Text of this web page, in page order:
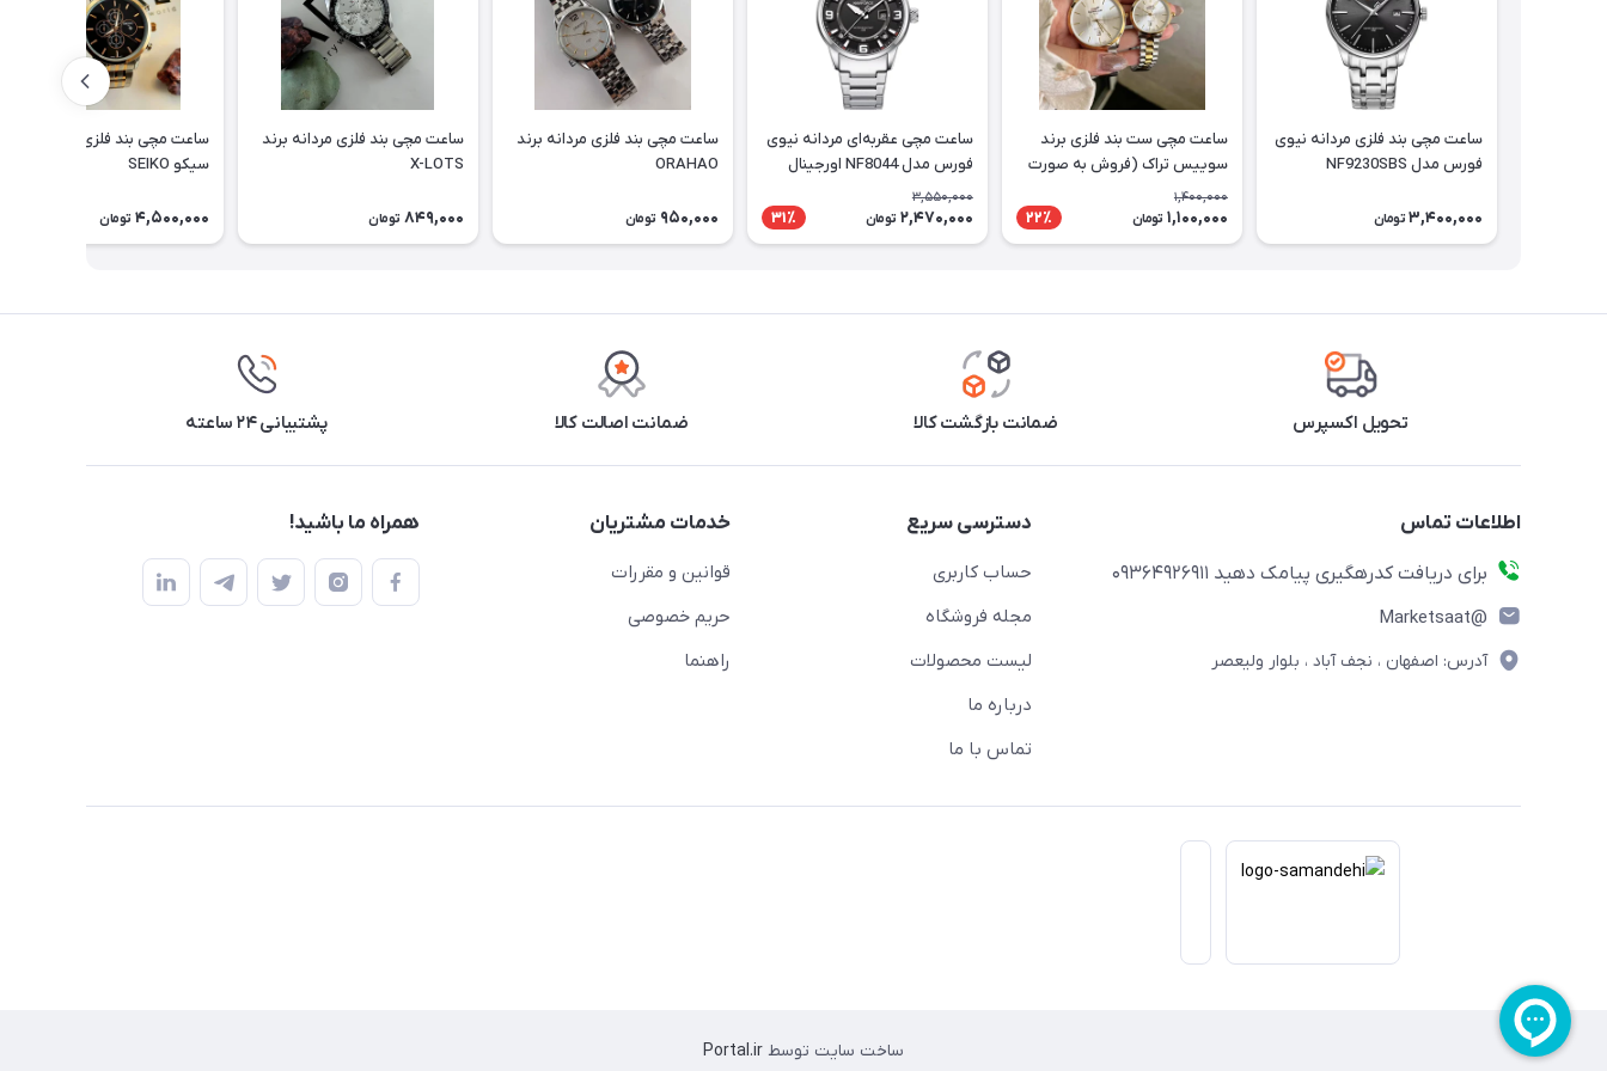
ساعت مچی بند فلزی مردانه نیوی
فورس مدل NF9230SBS
3,400,000 تومان
ساعت مچی ست بند فلزی برند
سوییس تراک (فروش به صورت
تک وست)
1,400,000
1,100,000 تومان 22٪
ساعت مچی عقربه‌ای مردانه نیوی
فورس مدل NF8044 اورجینال
(تخفیف ویژه)
3,550,000
2,470,000 تومان 31٪
ساعت مچی بند فلزی مردانه برند
ORAHAO
950,000 تومان
ساعت مچی بند فلزی مردانه برند
X-LOTS
849,000 تومان
ساعت مچی بند فلزی مردانه برند
سیکو SEIKO
4,500,000 تومان
تحویل اکسپرس ضمانت بازگشت کالا ضمانت اصالت کالا پشتیبانی ۲۴ ساعته
اطلاعات تماس
برای دریافت کدرهگیری پیامک دهید 09364926911
@Marketsaat
آدرس: اصفهان ، نجف آباد ، بلوار ولیعصر
دسترسی سریع
حساب کاربری
مجله فروشگاه
لیست محصولات
درباره ما
تماس با ما
خدمات مشتریان
قوانین و مقررات
حریم خصوصی
راهنما
همراه ما باشید!
ساخت سایت توسط Portal.ir